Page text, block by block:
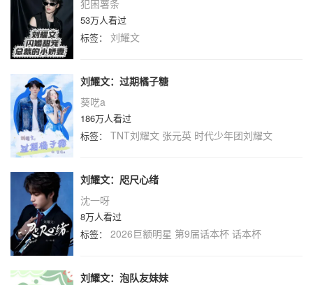
犯困薯条
53万人看过
标签： 刘耀文
刘耀文：过期橘子糖
葵呓a
186万人看过
标签： TNT刘耀文 张元英 时代少年团刘耀文
刘耀文：咫尺心绪
沈一呀
8万人看过
标签： 2026巨额明星 第9届话本杯 话本杯
刘耀文：泡队友妹妹